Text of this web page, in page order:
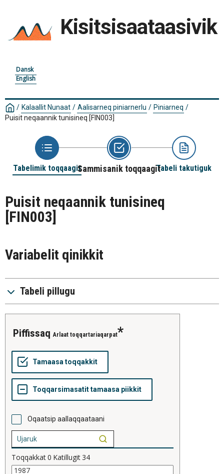
Kisitsisaataasivik
Dansk
English
/ Kalaallit Nunaat / Aalisarneq piniarnerlu / Piniarneq /
Puisit neqaannik tunisineq [FIN003]
Tabelimik toqqaagitSammisanik toqqaagitTabeli takutiguk
Puisit neqaannik tunisineq
[FIN003]
Variabelit qinikkit
Tabeli pillugu
piffissaq Arlaat toqqartariaqarpat
Oqaatsip aallaqqaataani
Toqqakkat0 Katillugit34